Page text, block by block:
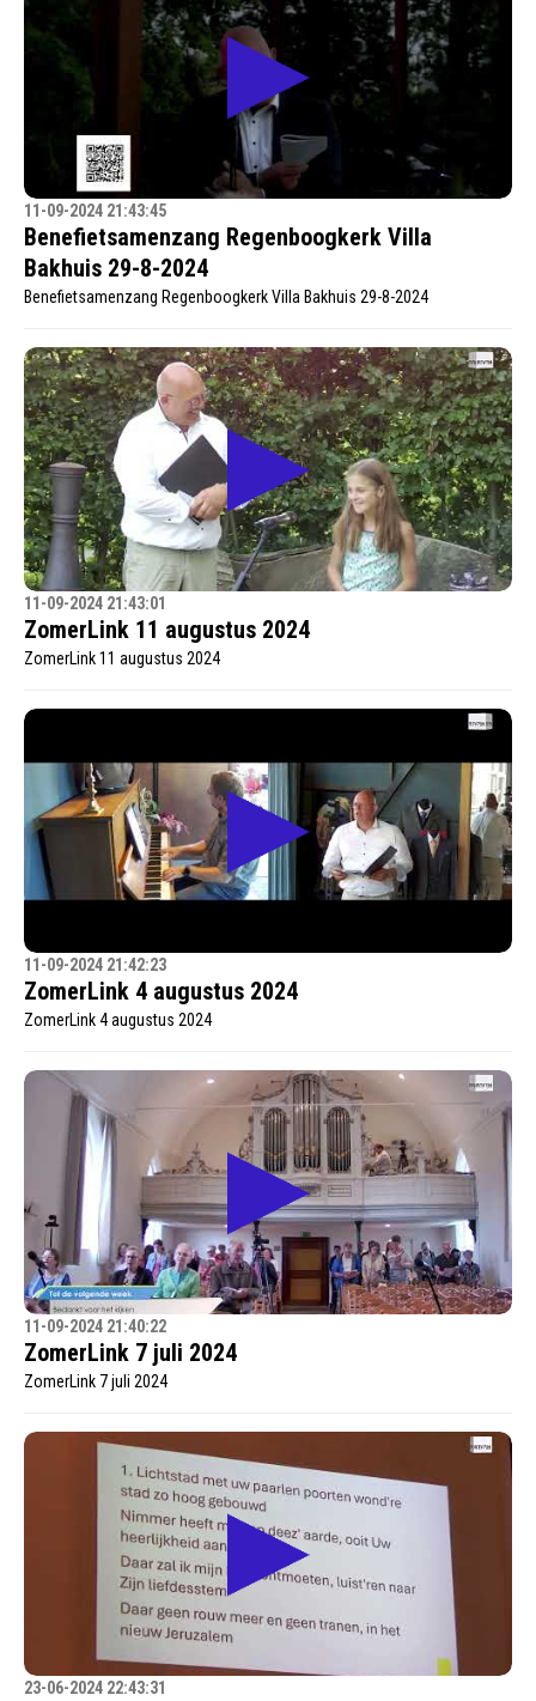
11-09-2024 21:43:45
Benefietsamenzang Regenboogkerk Villa
Bakhuis 29-8-2024
Benefietsamenzang Regenboogkerk Villa Bakhuis 29-8-2024
11-09-2024 21:43:01
ZomerLink 11 augustus 2024
ZomerLink 11 augustus 2024
11-09-2024 21:42:23
ZomerLink 4 augustus 2024
ZomerLink 4 augustus 2024
11-09-2024 21:40:22
ZomerLink 7 juli 2024
ZomerLink 7 juli 2024
23-06-2024 22:43:31